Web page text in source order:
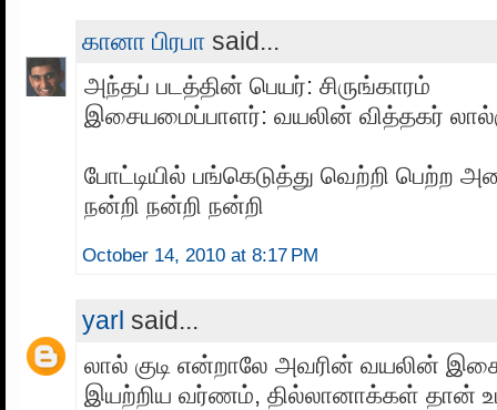
கானா பிரபா said...
அந்தப் படத்தின் பெயர்: சிருங்காரம்
இசையமைப்பாளர்: வயலின் வித்தகர்
போட்டியில் பங்கெடுத்து வெற்றி பெற்ற
நன்றி நன்றி நன்றி
October 14, 2010 at 8:17 PM
yarl said...
லால் குடி என்றாலே அவரின் வயலின்
இயற்றிய வர்ணம், தில்லானாக்கள் தான்